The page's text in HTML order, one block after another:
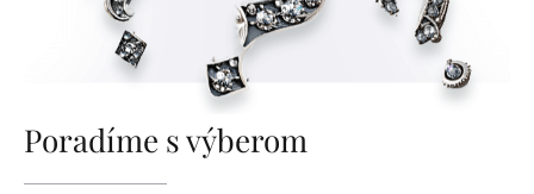
Poradíme s výberom